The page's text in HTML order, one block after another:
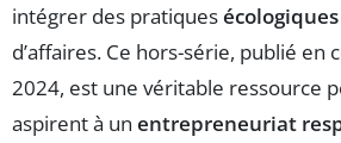
intégrer des pratiquesécologiques
d’affaires. Ce hors-série, publié en
2024, est une véritable ressource
aspirent à un entrepreneuriat